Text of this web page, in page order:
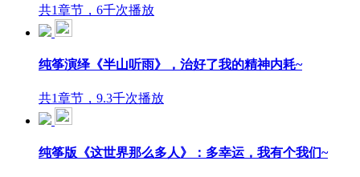
共1章节，6千次播放
纯筝演绎《半山听雨》，治好了我的精神内耗~
共1章节，9.3千次播放
纯筝版《这世界那么多人》：多幸运，我有个我们~